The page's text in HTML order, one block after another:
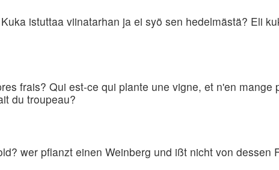
istuttaa viinatarhan ja ei syö sen hedelmästä? Eli
frais? Qui est-ce qui plante une vigne, et n'en mange
du troupeau?
wer pflanzt einen Weinberg und ißt nicht von dessen